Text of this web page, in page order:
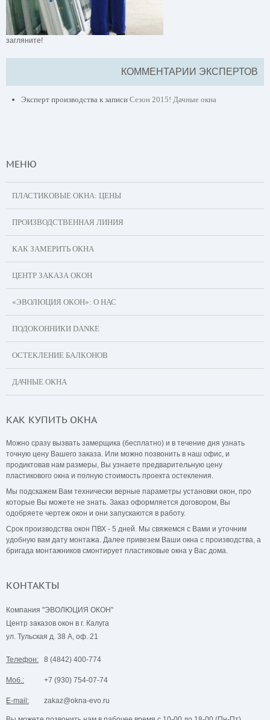
загляните!
КОММЕНТАРИИ ЭКСПЕРТОВ
Эксперт производства к записи Сезон 2015! Дачные окна
МЕНЮ
ПЛАСТИКОВЫЕ ОКНА: ЦЕНЫ
ПРОИЗВОДСТВЕННАЯ ЛИНИЯ
КАК ЗАМЕРИТЬ ОКНА
ЦЕНТР ЗАКАЗА ОКОН
«ЭВОЛЮЦИЯ ОКОН»: О НАС
ПОДОКОННИКИ DANKE
ОСТЕКЛЕНИЕ БАЛКОНОВ
ДАЧНЫЕ ОКНА
КАК КУПИТЬ ОКНА
Можно сразу вызвать замерщика (бесплатно) и в течение дня узнать
точную цену Вашего заказа. Или можно позвонить в наш офис, и
продиктовав нам размеры, Вы узнаете предварительную цену
пластикового окна и полную стоимость проекта остекления.
Мы подскажем Вам технически верные параметры установки окон, про
которые Вы можете не знать. Заказ оформляется договором, Вы
одобряете чертеж окон и они запускаются в работу.
Срок производства окон ПВХ - 5 дней. Мы свяжемся с Вами и уточним
удобную вам дату монтажа. Далее привезем Ваши окна с производства, а
бригада монтажников смонтирует пластиковые окна у Вас дома.
КОНТАКТЫ
Компания "ЭВОЛЮЦИЯ ОКОН"
Центр заказов окон в г. Калуга
ул. Тульская д. 38 А, оф. 21
Телефон: 8 (4842) 400-774
Моб.: +7 (930) 754-07-74
E-mail: zakaz@okna-evo.ru